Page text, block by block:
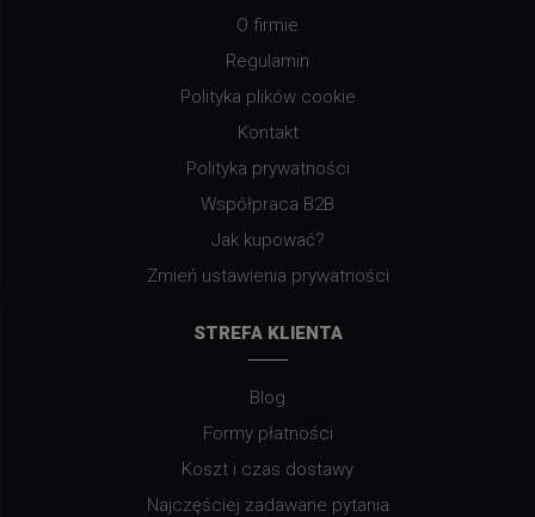
O firmie
Regulamin
Polityka plików cookie
Kontakt
Polityka prywatności
Współpraca B2B
Jak kupować?
Zmień ustawienia prywatności
STREFA KLIENTA
Blog
Formy płatności
Koszt i czas dostawy
Najczęściej zadawane pytania